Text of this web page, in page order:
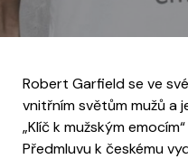
Robert Garfield se ve
vnitřním světům mužů a
„Klíč k mužským
Předmluvu k českému